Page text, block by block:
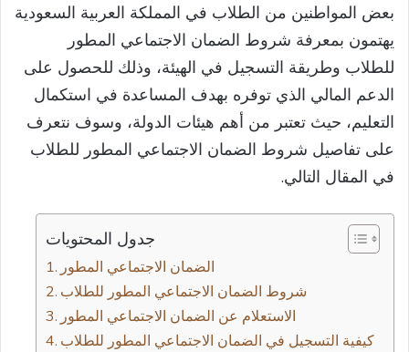
​بعض المواطنين من الطلاب في المملكة العربية السعودية
يهتمون بمعرفة شروط الضمان الاجتماعي المطور
للطلاب وطريقة التسجيل في الهيئة، وذلك للحصول على
الدعم المالي الذي توفره بهدف المساعدة في استكمال
التعليم، حيث تعتبر من أهم هيئات الدولة، وسوف نتعرف
على تفاصيل شروط الضمان الاجتماعي المطور للطلاب
في المقال التالي.
جدول المحتويات
الضمان الاجتماعي المطور
الاستعلام عن الضمان الاجتماعي المطور
كيفية التسجيل في الضمان الاجتماعي المطور للطلاب